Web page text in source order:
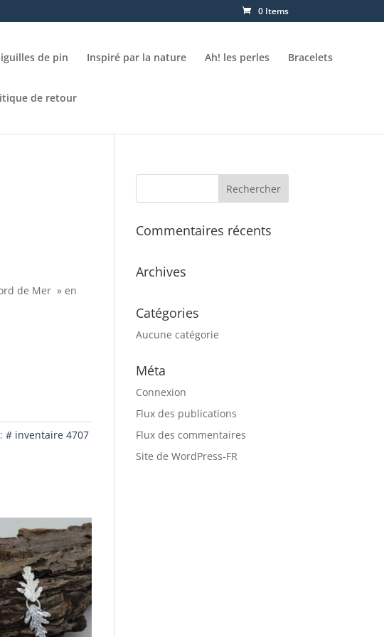
0 Items
de pin Inspiré par la nature Ah! les perles Bracelets
de retour
de Mer » en
# inventaire 4707
Commentaires récents
Archives
Catégories
Aucune catégorie
Méta
Connexion
Flux des publications
Flux des commentaires
Site de WordPress-FR